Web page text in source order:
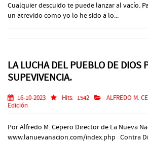
Cualquier descuido te puede lanzar al vacío.
un atrevido como yo lo he sido a lo...
LA LUCHA DEL PUEBLO DE DIOS
SUPEVIVENCIA.
16-10-2023 Hits: 1542 ALFREDO M.
Edición
Por Alfredo M. Cepero Director de La Nueva
www.lanuevanacion.com/index.php Contra